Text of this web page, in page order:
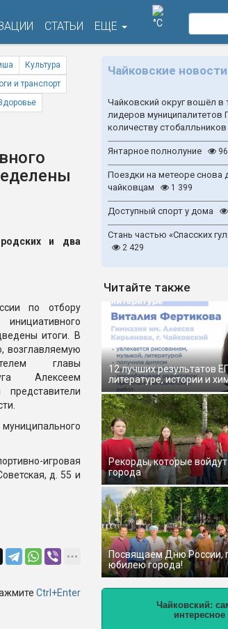
СТАТЬИ ЕЩЕ °C
Культура
и транспорт
и два
по отбору
итоги. В
возглавляемую
главы
Алексеем
игровая
д. 55 и
Ctrl+Enter
Чайковские новости
Чайковский округ вошёл в
лидеров муниципалитетов
количеству
Янтарное полнолуние
Поездки на метеоре снова
чайковцам
1 399
Доступный спорт у дома
Стань частью «Спасских
2 429
Читайте также
12 лучших результатов
литературе, истории и
Рекорды, которые
города
Посвящаем Дню России,
юбилею города!
Чайковский:
интересное